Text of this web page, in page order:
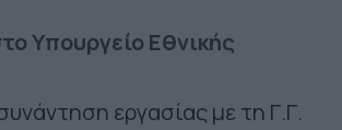
Υπουργείο Εθνικής
εργασίας με τη Γ.Γ.